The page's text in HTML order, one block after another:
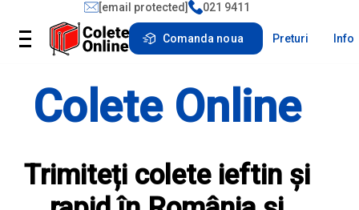
[email protected] 021 9411
Comanda noua Preturi Info
Colete Online
Trimiteți colete ieftin și